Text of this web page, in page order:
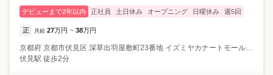
デビューまで2年以内 正社員 土日休み オープニング 日曜休み 週5回
正 月給 27万円 ~ 38万円
京都府 京都市伏見区 深草出羽屋敷町23番地 イズミヤカナートモール伏見1F
伏見駅 徒歩2分